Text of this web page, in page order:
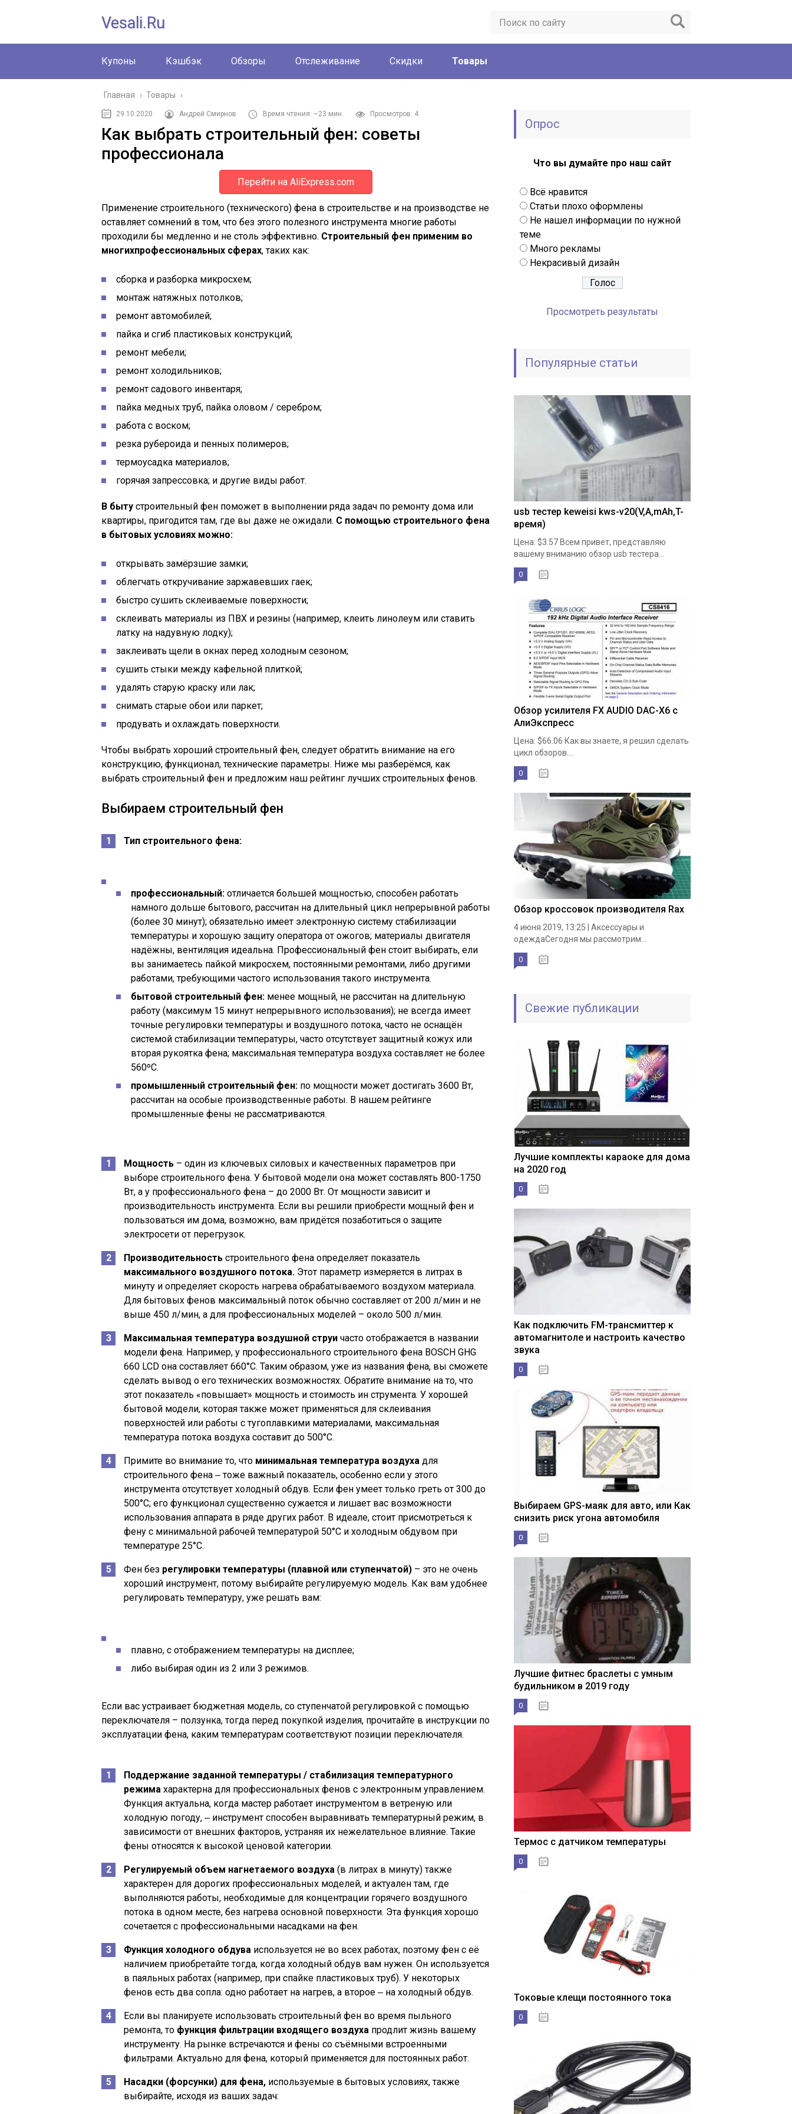
Vesali.ru
Купоны Кэшбэк Обзоры Отслеживание Скидки Товары
Главная › Товары ›
29.10.2020 Андрей Смирнов Время чтения: ~23 мин. Просмотров: 4
Как выбрать строительный фен: советы
профессионала
Перейти на AliExpress.com
Применение строительного (технического) фена в строительстве и на производстве не
оставляет сомнений в том, что без этого полезного инструмента многие работы
проходили бы медленно и не столь эффективно. Строительный фен применим во
многихпрофессиональных сферах, таких как:
сборка и разборка микросхем;
монтаж натяжных потолков;
ремонт автомобилей;
пайка и сгиб пластиковых конструкций;
ремонт мебели;
ремонт холодильников;
ремонт садового инвентаря;
пайка медных труб, пайка оловом / серебром;
работа с воском;
резка рубероида и пенных полимеров;
термоусадка материалов;
горячая запрессовка; и другие виды работ.
В быту строительный фен поможет в выполнении ряда задач по ремонту дома или
квартиры, пригодится там, где вы даже не ожидали. С помощью строительного фена
в бытовых условиях можно:
открывать замёрзшие замки;
облегчать откручивание заржавевших гаек;
быстро сушить склеиваемые поверхности;
склеивать материалы из ПВХ и резины (например, клеить линолеум или ставить
латку на надувную лодку);
заклеивать щели в окнах перед холодным сезоном;
сушить стыки между кафельной плиткой;
удалять старую краску или лак;
снимать старые обои или паркет;
продувать и охлаждать поверхности.
Чтобы выбрать хороший строительный фен, следует обратить внимание на его
конструкцию, функционал, технические параметры. Ниже мы разберёмся, как
выбрать строительный фен и предложим наш рейтинг лучших строительных фенов.
Выбираем строительный фен
Тип строительного фена:
профессиональный: отличается большей мощностью, способен работать
намного дольше бытового, рассчитан на длительный цикл непрерывной работы
(более 30 минут); обязательно имеет электронную систему стабилизации
температуры и хорошую защиту оператора от ожогов; материалы двигателя
надёжны, вентиляция идеальна. Профессиональный фен стоит выбирать, ели
вы занимаетесь пайкой микросхем, постоянными ремонтами, либо другими
работами, требующими частого использования такого инструмента.
бытовой строительный фен: менее мощный, не рассчитан на длительную
работу (максимум 15 минут непрерывного использования); не всегда имеет
точные регулировки температуры и воздушного потока, часто не оснащён
системой стабилизации температуры, часто отсутствует защитный кожух или
вторая рукоятка фена; максимальная температура воздуха составляет не более
560ºС.
промышленный строительный фен: по мощности может достигать 3600 Вт,
рассчитан на особые производственные работы. В нашем рейтинге
промышленные фены не рассматриваются.
Мощность – один из ключевых силовых и качественных параметров при
выборе строительного фена. У бытовой модели она может составлять 800-1750
Вт, а у профессионального фена – до 2000 Вт. От мощности зависит и
производительность инструмента. Если вы решили приобрести мощный фен и
пользоваться им дома, возможно, вам придётся позаботиться о защите
электросети от перегрузок.
Производительность строительного фена определяет показатель
максимального воздушного потока. Этот параметр измеряется в литрах в
минуту и определяет скорость нагрева обрабатываемого воздухом материала.
Для бытовых фенов максимальный поток обычно составляет от 200 л/мин и не
выше 450 л/мин, а для профессиональных моделей – около 500 л/мин.
Максимальная температура воздушной струи часто отображается в названии
модели фена. Например, у профессионального строительного фена BOSCH GHG
660 LCD она составляет 660°C. Таким образом, уже из названия фена, вы сможете
сделать вывод о его технических возможностях. Обратите внимание на то, что
этот показатель «повышает» мощность и стоимость ин струмента. У хорошей
бытовой модели, которая также может применяться для склеивания
поверхностей или работы с тугоплавкими материалами, максимальная
температура потока воздуха составит до 500°C.
Примите во внимание то, что минимальная температура воздуха для
строительного фена ‒ тоже важный показатель, особенно если у этого
инструмента отсутствует холодный обдув. Если фен умеет только греть от 300 до
500°C; его функционал существенно сужается и лишает вас возможности
использования аппарата в ряде других работ. В идеале, стоит присмотреться к
фену с минимальной рабочей температурой 50°C и холодным обдувом при
температуре 25°C.
Фен без регулировки температуры (плавной или ступенчатой) – это не очень
хороший инструмент, потому выбирайте регулируемую модель. Как вам удобнее
регулировать температуру, уже решать вам:
плавно, с отображением температуры на дисплее;
либо выбирая один из 2 или 3 режимов.
Если вас устраивает бюджетная модель, со ступенчатой регулировкой с помощью
переключателя – ползунка, тогда перед покупкой изделия, прочитайте в инструкции по
эксплуатации фена, каким температурам соответствуют позиции переключателя.
Поддержание заданной температуры / стабилизация температурного
режима характерна для профессиональных фенов с электронным управлением.
Функция актуальна, когда мастер работает инструментом в ветреную или
холодную погоду, ‒ инструмент способен выравнивать температурный режим, в
зависимости от внешних факторов, устраняя их нежелательное влияние. Такие
фены относятся к высокой ценовой категории.
Регулируемый объем нагнетаемого воздуха (в литрах в минуту) также
характерен для дорогих профессиональных моделей, и актуален там, где
выполняются работы, необходимые для концентрации горячего воздушного
потока в одном месте, без нагрева основной поверхности. Эта функция хорошо
сочетается с профессиональными насадками на фен.
Функция холодного обдува используется не во всех работах, поэтому фен с её
наличием приобретайте тогда, когда холодный обдув вам нужен. Он используется
в паяльных работах (например, при спайке пластиковых труб). У некоторых
фенов есть два сопла: одно работает на нагрев, а второе ‒ на холодный обдув.
Если вы планируете использовать строительный фен во время пыльного
ремонта, то функция фильтрации входящего воздуха продлит жизнь вашему
инструменту. На рынке встречаются и фены со съёмными встроенными
фильтрами. Актуально для фена, который применяется для постоянных работ.
Насадки (форсунки) для фена, используемые в бытовых условиях, также
выбирайте, исходя из ваших задач:
Опрос
Что вы думайте про наш сайт
Всё нравится
Статьи плохо оформлены
Не нашел информации по нужной
теме
Много рекламы
Некрасивый дизайн
Просмотреть результаты
Популярные статьи
usb тестер keweisi kws-v20(V,A,mAh,T-
время)
Цена: $3.57 Всем привет, представляю
вашему вниманию обзор usb тестера...
0
Обзор усилителя FX AUDIO DAC-X6 с
АлиЭкспресс
Цена: $66.06 Как вы знаете, я решил сделать
цикл обзоров....
0
Обзор кроссовок производителя Rax
4 июня 2019, 13:25 | Аксессуары и
одеждаСегодня мы рассмотрим...
0
Свежие публикации
Лучшие комплекты караоке для дома
на 2020 год
0
Как подключить FM-трансмиттер к
автомагнитоле и настроить качество
звука
0
Выбираем GPS-маяк для авто, или Как
снизить риск угона автомобиля
0
Лучшие фитнес браслеты с умным
будильником в 2019 году
0
Термос с датчиком температуры
0
Токовые клещи постоянного тока
0